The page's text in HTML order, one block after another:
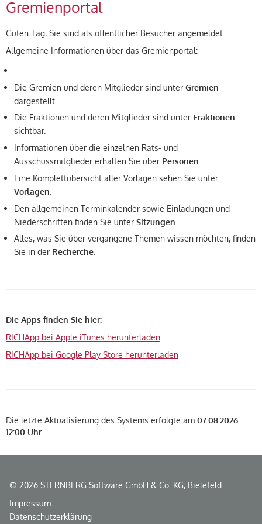
Gremienportal
Guten Tag, Sie sind als öffentlicher Besucher angemeldet.
Allgemeine Informationen über das Gremienportal:
Die Gremien und deren Mitglieder sind unterGremien
dargestellt.
Die Fraktionen und deren Mitglieder sind unter Fraktionen
sichtbar.
Informationen über die einzelnen Rats- und
Ausschussmitglieder erhalten Sie über Personen
Eine Komplettübersicht aller Vorlagen sehen Sie unter
Vorlagen
Den allgemeinen Terminkalender sowie Einladungen und
Niederschriften finden Sie unterSitzungen
Alles, was Sie über vergangene Themen wissen möchten, finden
Sie in der Recherche
Die Apps finden Sie hier:
RICHApp bei Apple iTunes herunterladen
RICHApp bei Google Play Store herunterladen
Die letzte Aktualisierung des Systems erfolgte am 07.08.2026
12:00 Uhr.
© 2026 STERNBERG Software GmbH & Co. KG, Bielefeld
Impressum
Datenschutzerklärung